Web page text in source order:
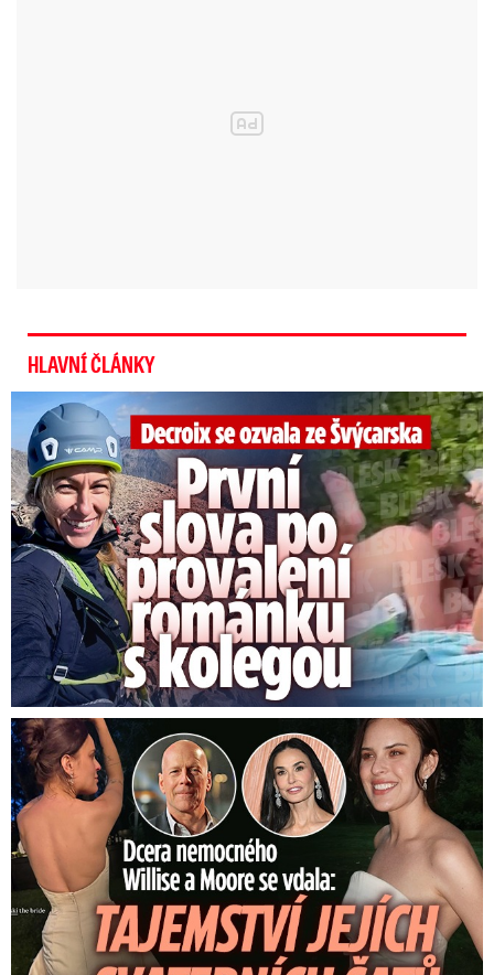
HLAVNÍ ČLÁNKY
Decroix se ozvala z Alp: První slova po provalení románku
Dcera nemocného Willise a Moore se vdala: Tajemství šatů